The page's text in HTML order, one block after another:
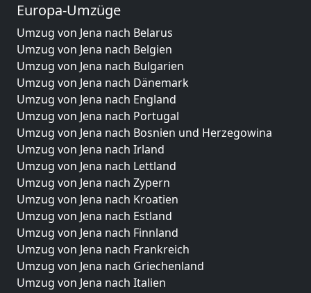
Europa-Umzüge
Umzug von Jena nach Belarus
Umzug von Jena nach Belgien
Umzug von Jena nach Bulgarien
Umzug von Jena nach Dänemark
Umzug von Jena nach England
Umzug von Jena nach Portugal
Umzug von Jena nach Bosnien und Herzegowina
Umzug von Jena nach Irland
Umzug von Jena nach Lettland
Umzug von Jena nach Zypern
Umzug von Jena nach Kroatien
Umzug von Jena nach Estland
Umzug von Jena nach Finnland
Umzug von Jena nach Frankreich
Umzug von Jena nach Griechenland
Umzug von Jena nach Italien